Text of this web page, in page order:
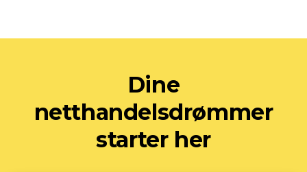
Dine
netthandelsdrømmer
starter her